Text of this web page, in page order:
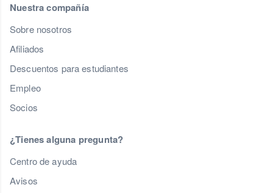
Nuestra compañía
Sobre nosotros
Afiliados
Descuentos para estudiantes
Empleo
Socios
¿Tienes alguna pregunta?
Centro de ayuda
Avisos